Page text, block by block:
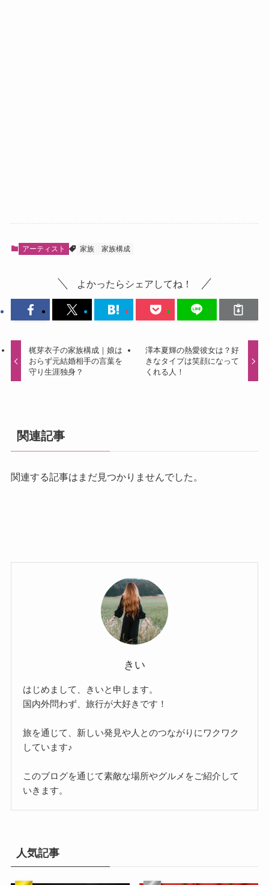
アーティスト 家族 家族構成
よかったらシェアしてね！
梶芽衣子の家族構成｜娘は
おらず元結婚相手の言葉を
守り生涯独身？
澤本夏輝の熱愛彼女は？好
きなタイプは笑顔になって
くれる人！
関連記事
関連する記事はまだ見つかりませんでした。
きい
はじめまして、きいと申します。
国内外問わず、旅行が大好きです！
旅を通じて、新しい発見や人とのつながりにワクワク
しています♪
このブログを通じて素敵な場所やグルメをご紹介して
いきます。
人気記事